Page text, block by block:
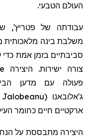
העולם הטבעי.
עבודתה של פטריץ',
משלבת בינה מלאכותית
סביבתיים בזמן אמת כדי
צורה ישירות. היצירה
פעולה עם מדען
ג'אלובאנו (
ארקטיים חיים כחומר
היצירה מתבססת על